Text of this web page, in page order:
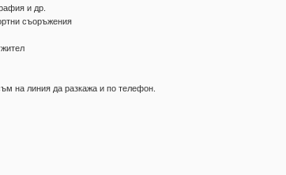
и др.
съоръжения
на линия да разкажа и по телефон.